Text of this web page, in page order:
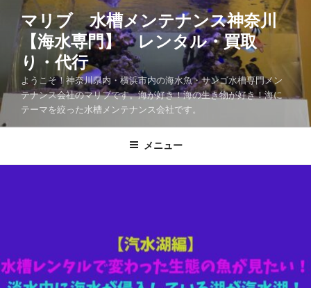
マリブ 水槽メンテナンス神奈川
【海水専門】 レンタル・買取
り・代行
ようこそ！神奈川県内・横浜市内の海水魚・サンゴ水槽専門メン
テナンス会社のマリブです。海が好き！海の生き物が好き！海に
テーマを絞った水槽メンテナンス会社です。
メニュー